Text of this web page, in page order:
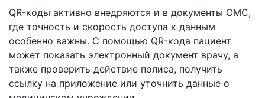
QR-коды активно внедряются и в документы ОМС,
где точность и скорость доступа к данным
особенно важны. С помощью QR-кода пациент
может показать электронный документ врачу, а
также проверить действие полиса, получить
ссылку на приложение или уточнить данные о